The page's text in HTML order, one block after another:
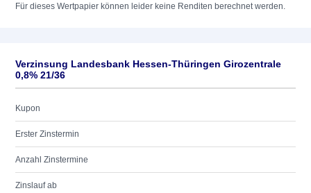
Für dieses Wertpapier können leider keine Renditen berechnet werden.
Verzinsung Landesbank Hessen-Thüringen Girozentrale
0,8% 21/36
Kupon
Erster Zinstermin
Anzahl Zinstermine
Zinslauf ab